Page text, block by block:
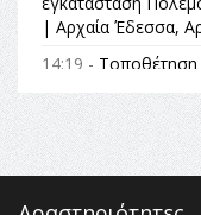
| Αρχαία Έδεσσα,
14:19 - Τοποθέτηση
θεσμικές
στις επόμενες
16:35 -Το